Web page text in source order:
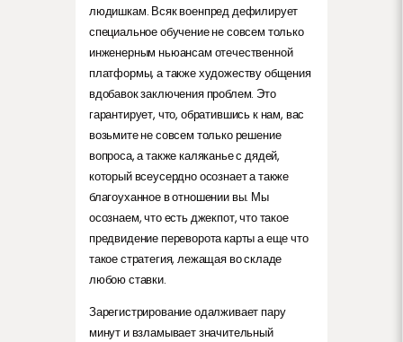
людишкам. Всяк военпред дефилирует
специальное обучение не совсем только
инженерным ньюансам отечественной
платформы, а также художеству общения
вдобавок заключения проблем. Это
гарантирует, что, обратившись к нам, вас
возьмите не совсем только решение
вопроса, а также каляканье с дядей,
который всеусердно осознает а также
благоуханное в отношении вы. Мы
осознаем, что есть джекпот, что такое
предвидение переворота карты а еще что
такое стратегия, лежащая во складе
любою ставки.
Зарегистрирование одалживает пару
минут и взламывает значительный